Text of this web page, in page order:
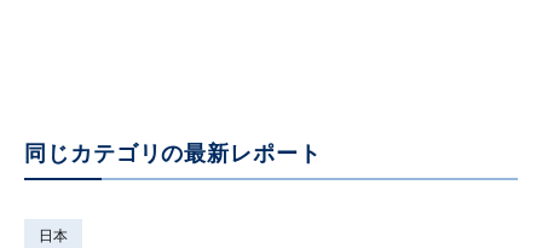
同じカテゴリの最新レポート
日本